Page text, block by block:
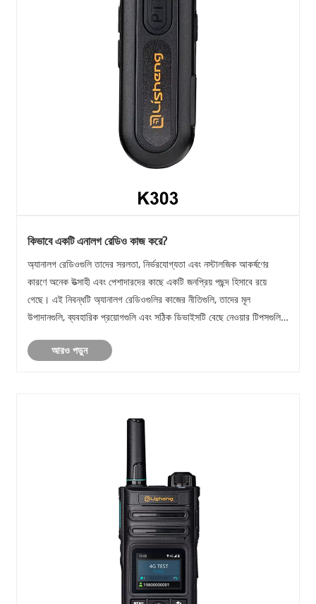
কিভাবে একটি এনালগ রেডিও কাজ করে?
অ্যানালগ রেডিওগুলি তাদের সরলতা, নির্ভরযোগ্যতা এবং নস্টালজিক আকর্ষণের
কারণে অনেক উত্সাহী এবং পেশাদারদের কাছে একটি জনপ্রিয় পছন্দ হিসাবে রয়ে
গেছে। এই নিবন্ধটি অ্যানালগ রেডিওগুলির কাজের নীতিগুলি, তাদের মূল
উপাদানগুলি, ব্যবহারিক প্রয়োগগুলি এবং সঠিক ডিভাইসটি বেছে নেওয়ার টিপসগুলি
আরও পড়ুন